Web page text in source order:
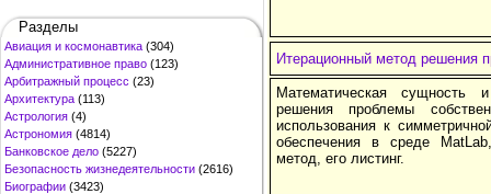
Разделы
Авиация и космонавтика (304)
Административное право (123)
Арбитражный процесс (23)
Архитектура (113)
Астрология (4)
Астрономия (4814)
Банковское дело (5227)
Безопасность жизнедеятельности (2616)
Биографии (3423)
Итерационный метод решения
Математическая сущность
решения проблемы
использования к
обеспечения в среде
метод, его листинг.